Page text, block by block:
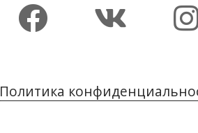
Политика